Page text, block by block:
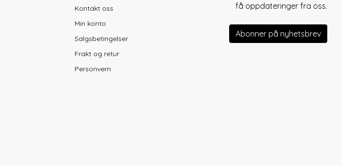
Kontakt oss
Min konto
Salgsbetingelser
Frakt og retur
Personvern
få oppdateringer fra oss.
Abonner på nyhetsbrev